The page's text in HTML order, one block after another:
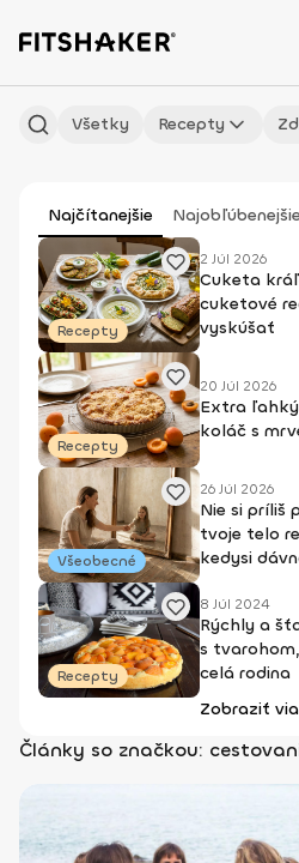
Všetky Recepty
Najčítanejšie Najobľúbenejšie
Recepty
2 Júl 2026
Cuketa
cuketové
vyskúšať
Recepty
20 Júl 2026
Extra
koláč s
Všeobecné
26 Júl 2026
Nie si príliš
tvoje telo
kedysi
Recepty
8 Júl 2024
Rýchly a
s
celá rodina
Zobraziť
Články so značkou: